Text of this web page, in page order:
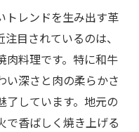
トレンドを生み出す革
目されているのは、
肉料理です。特に和牛
い深さと肉の柔らかさ
了しています。地元の
で香ばしく焼き上げる